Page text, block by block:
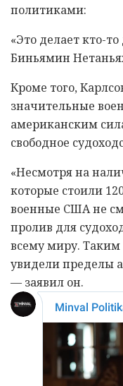
политиками:
«Это делает кто-
Биньямин
Кроме того,
значительные
американским
свободное
«Несмотря на
которые стоили
военные США не
пролив для
всему миру.
увидели пределы
— заявил он.